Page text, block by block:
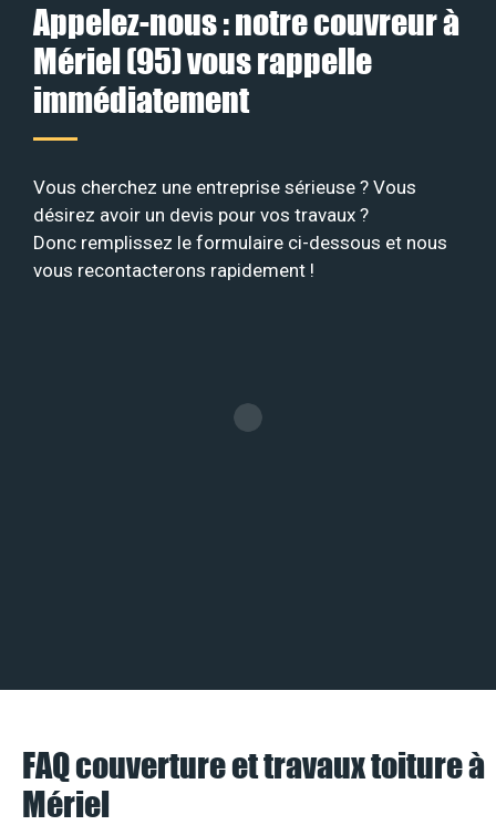
Appelez-nous : notre couvreur à
Mériel (95) vous rappelle
immédiatement
Vous cherchez une entreprise sérieuse ? Vous
désirez avoir un devis pour vos travaux ?
Donc remplissez le formulaire ci-dessous et nous
vous recontacterons rapidement !
FAQ couverture et travaux toiture à
Mériel